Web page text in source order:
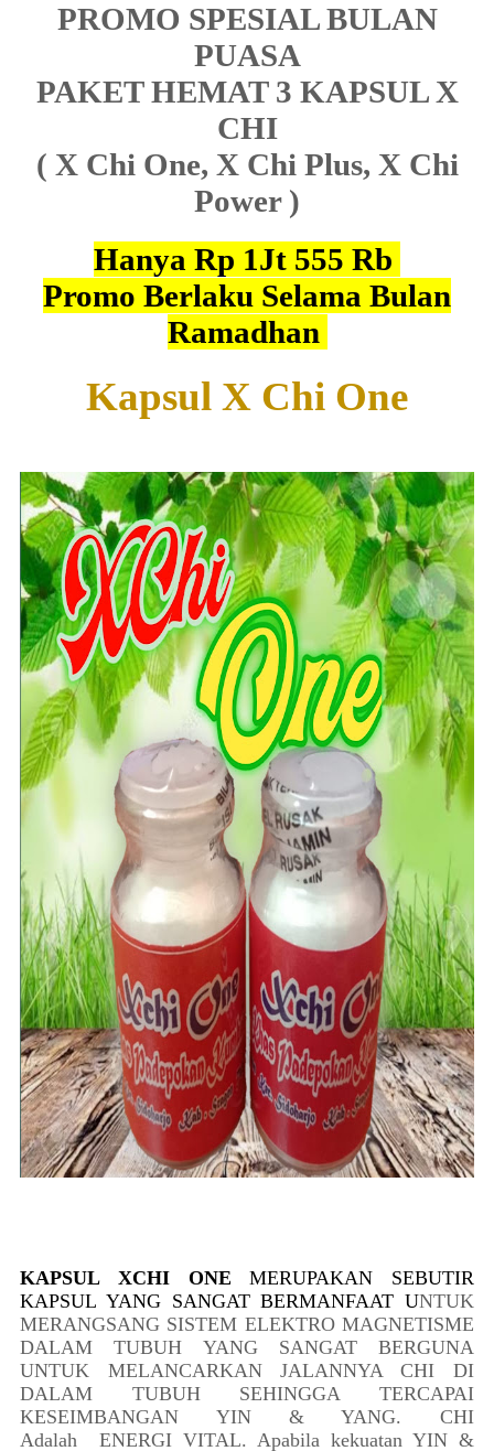
PROMO SPESIAL BULAN
PUASA
PAKET HEMAT 3 KAPSUL X
CHI
( X Chi One, X Chi Plus, X Chi
Power )
Hanya Rp 1Jt 555 Rb
Promo Berlaku Selama Bulan
Ramadhan
Kapsul X Chi One
KAPSUL XCHI ONE MERUPAKAN SEBUTIR
KAPSUL YANG SANGAT BERMANFAAT UNTUK
MERANGSANG SISTEM ELEKTRO MAGNETISME
DALAM TUBUH YANG SANGAT BERGUNA
UNTUK MELANCARKAN JALANNYA CHI DI
DALAM TUBUH SEHINGGA TERCAPAI
KESEIMBANGAN YIN & YANG. CHI
Adalah ENERGI VITAL. Apabila kekuatan YIN &